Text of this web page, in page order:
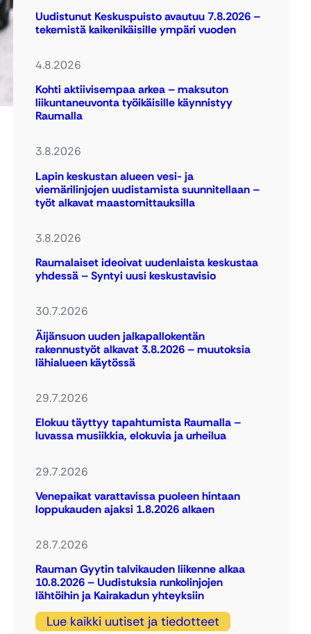
Uudistunut Keskuspuisto avautuu 7.8.2026 –
tekemistä kaikenikäisille ympäri vuoden
4.8.2026
Kohti aktiivisempaa arkea – maksuton
liikuntaneuvonta työikäisille käynnistyy
Raumalla
3.8.2026
Lapin keskustan alueen vesi- ja
viemärilinjojen uudistamista suunnitellaan –
työt alkavat maastomittauksilla
3.8.2026
Raumalaiset ideoivat uudenlaista keskustaa
yhdessä – Syntyi uusi keskustavisio
30.7.2026
Äijänsuon uuden jalkapallokentän
rakennustyöt alkavat 3.8.2026 – muutoksia
lähialueen käytössä
29.7.2026
Elokuu täyttyy tapahtumista Raumalla –
luvassa musiikkia, elokuvia ja urheilua
29.7.2026
Venepaikat varattavissa puoleen hintaan
loppukauden ajaksi 1.8.2026 alkaen
28.7.2026
Rauman Gyytin talvikauden liikenne alkaa
10.8.2026 – Uudistuksia runkolinjojen
lähtöihin ja Kairakadun yhteyksiin
Lue kaikki uutiset ja tiedotteet